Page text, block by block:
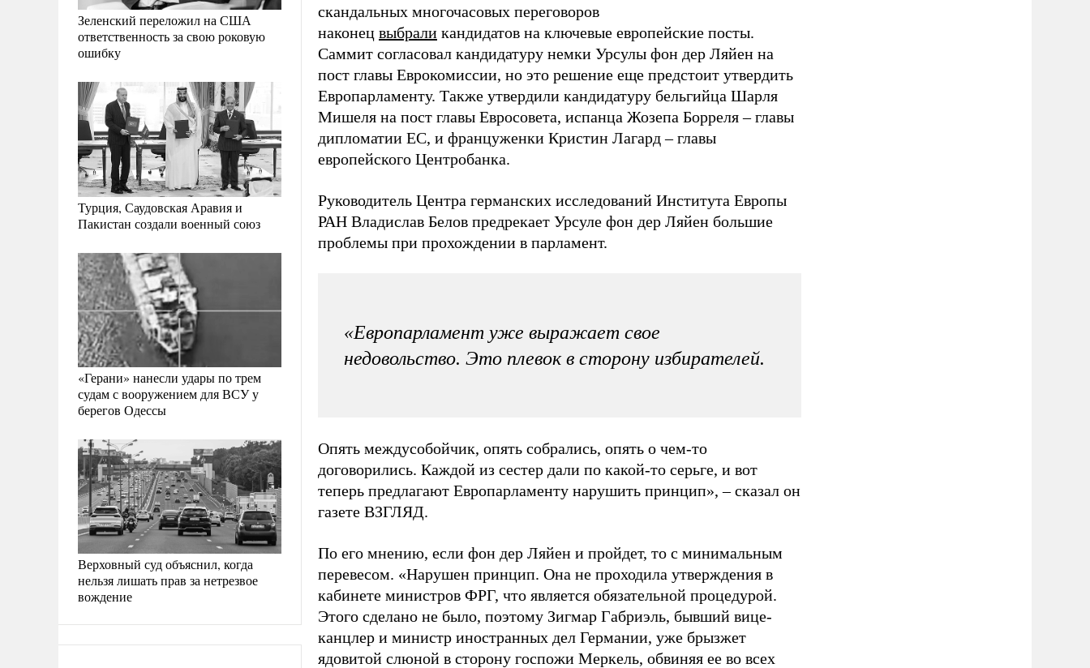
Зеленский переложил на США
ответственность за свою роковую
ошибку
Турция, Саудовская Аравия и
Пакистан создали военный союз
«Герани» нанесли удары по трем
судам с вооружением для ВСУ у
берегов Одессы
Верховный суд объяснил, когда
нельзя лишать прав за нетрезвое
вождение
скандальных многочасовых переговоров
наконец выбрали кандидатов на ключевые европейские посты.
Саммит согласовал кандидатуру немки Урсулы фон дер Ляйен на
пост главы Еврокомиссии, но это решение еще предстоит утвердить
Европарламенту. Также утвердили кандидатуру бельгийца Шарля
Мишеля на пост главы Евросовета, испанца Жозепа Борреля – главы
дипломатии ЕС, и француженки Кристин Лагард – главы
европейского Центробанка.
Руководитель Центра германских исследований Института Европы
РАН Владислав Белов предрекает Урсуле фон дер Ляйен большие
проблемы при прохождении в парламент.
«Европарламент уже выражает свое
недовольство. Это плевок в сторону избирателей.
Опять междусобойчик, опять собрались, опять о чем-то
договорились. Каждой из сестер дали по какой-то серьге, и вот
теперь предлагают Европарламенту нарушить принцип», – сказал он
газете ВЗГЛЯД.
По его мнению, если фон дер Ляйен и пройдет, то с минимальным
перевесом. «Нарушен принцип. Она не проходила утверждения в
кабинете министров ФРГ, что является обязательной процедурой.
Этого сделано не было, поэтому Зигмар Габриэль, бывший вице-
канцлер и министр иностранных дел Германии, уже брызжет
ядовитой слюной в сторону госпожи Меркель, обвиняя ее во всех